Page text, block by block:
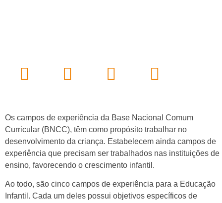
Os campos de experiência da Base Nacional Comum
Curricular (BNCC), têm como propósito trabalhar no
desenvolvimento da criança. Estabelecem ainda campos de
experiência que precisam ser trabalhados nas instituições de
ensino, favorecendo o crescimento infantil.
Ao todo, são cinco campos de experiência para a Educação
Infantil. Cada um deles possui objetivos específicos de